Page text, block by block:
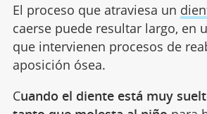
El proceso que atraviesa un
caerse puede resultar largo, en
que intervienen procesos de
aposición ósea.
Cuando el diente está muy